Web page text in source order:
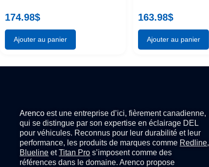
174.98$
Ajouter au panier
163.98$
Ajouter au panier
Arenco est une entreprise d’ici, fièrement canadienne,
qui se distingue par son expertise enéclairage DEL
pour véhicules. Reconnus pour leur durabilité et leur
performance, les produits de marques comme Redline,
Blueline etTitan Pro s’imposent comme des
références dans le domaine. Arenco propose